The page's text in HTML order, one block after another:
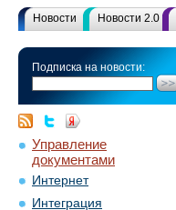
Новости Новости 2.0
Подписка на новости:
Управление
документами
Интернет
Интеграция